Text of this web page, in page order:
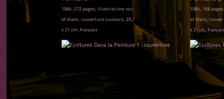
1984, 272 pages, illustrations noir
et blanc, couverture couleurs, 29,7
x 21 cm, français
1984, 168
et blanc,
x 21cm,